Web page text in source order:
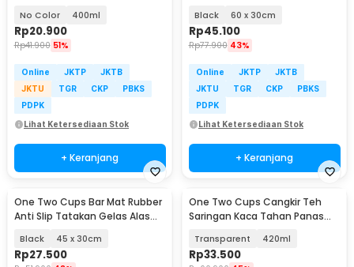
No Color 400ml
Rp20.900
Rp41.900 51%
Online JKTP
JKTB
JKTU
TGR CKP
PBKS
PDPK
Lihat Ketersediaan Stok
+ Keranjang
Black 60 x 30cm
Rp45.100
Rp77.900 43%
Online JKTP
JKTB
JKTU
TGR CKP
PBKS
PDPK
Lihat Ketersediaan Stok
+ Keranjang
One Two Cups Bar Mat Rubber
Anti Slip Tatakan Gelas Alas
Black 45 x 30cm
Rp27.500
One Two Cups Cangkir Teh
Saringan Kaca Tahan Panas
Transparent 420ml
Rp33.500